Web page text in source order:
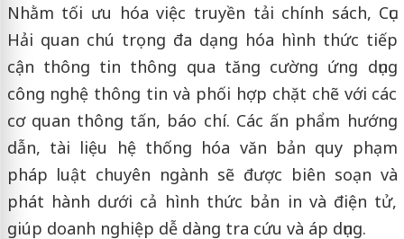
Nhằm tối ưu hóa việc truyền tải chính sách, Cục
Hải quan chú trọng đa dạng hóa hình thức tiếp
cận thông tin thông qua tăng cường ứng dụng
công nghệ thông tin và phối hợp chặt chẽ với các
cơ quan thông tấn, báo chí. Các ấn phẩm hướng
dẫn, tài liệu hệ thống hóa văn bản quy phạm
pháp luật chuyên ngành sẽ được biên soạn và
phát hành dưới cả hình thức bản in và điện tử,
giúp doanh nghiệp dễ dàng tra cứu và áp dụng.